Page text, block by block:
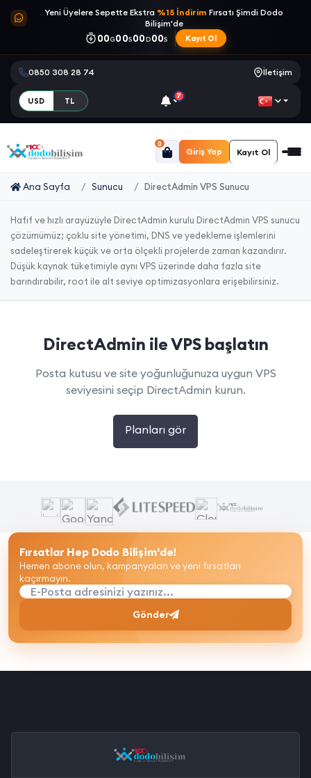
Yeni Üyelere Sepette Ekstra %15 İndirim Fırsatı Şimdi Dodo
Bilişim'de
00G00S00D00S Kayıt Ol
0850 308 28 74 İletişim
USD TL
7
0
Giriş Yap Kayıt Ol
Ana Sayfa Sunucu DirectAdmin VPS Sunucu
Hafif ve hızlı arayüzüyle DirectAdmin kurulu DirectAdmin VPS sunucu
çözümümüz; çoklu site yönetimi, DNS ve yedekleme işlemlerini
sadeleştirerek küçük ve orta ölçekli projelerde zaman kazandırır.
Düşük kaynak tüketimiyle aynı VPS üzerinde daha fazla site
barındırabilir, root ile alt seviye optimizasyonlara erişebilirsiniz.
DirectAdmin ile VPS başlatın
Posta kutusu ve site yoğunluğunuza uygun VPS
seviyesini seçip DirectAdmin kurun.
Planları gör
Fırsatlar Hep Dodo Bilişim'de!
Hemen abone olun, kampanyaları ve yeni fırsatları
kaçırmayın.
E-Posta adresinizi yazınız...
Gönder